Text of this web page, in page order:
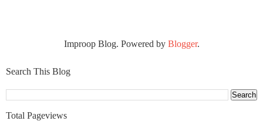
Improop Blog. Powered by Blogger.
Search This Blog
Total Pageviews